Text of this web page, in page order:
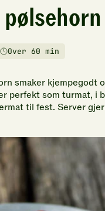
Over 60 min
smaker kjempegodt
perfekt som turmat, i
til fest. Server